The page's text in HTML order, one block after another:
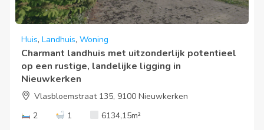
Huis, Landhuis, Woning
Charmant landhuis met uitzonderlijk potentieel
op een rustige, landelijke ligging in
Nieuwkerken
Vlasbloemstraat 135, 9100 Nieuwkerken
2
1 6134,15m²